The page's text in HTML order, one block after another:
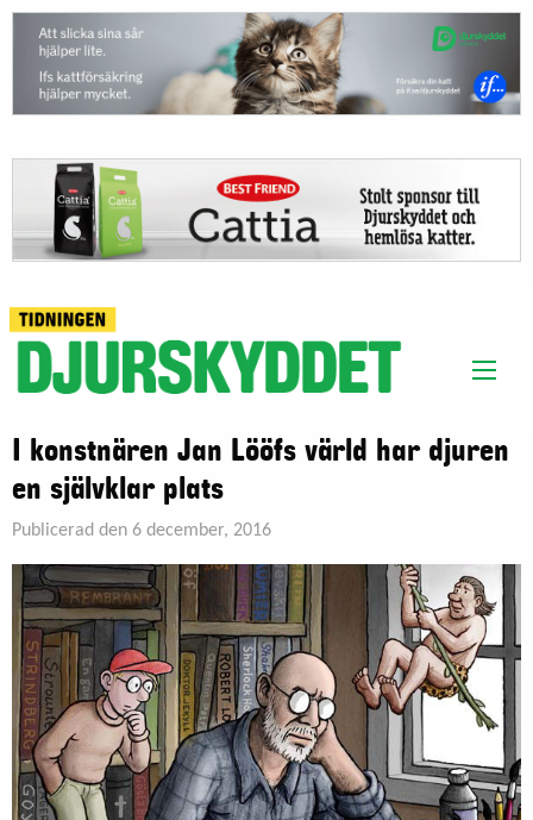
I konstnären Jan Lööfs värld har djuren
en självklar plats
Publicerad den 6 december, 2016